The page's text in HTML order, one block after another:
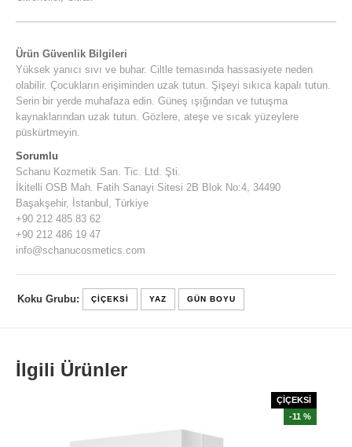
Ürün Güvenlik Bilgileri
Yüksek yanıcı sıvı ve buhar. Ciltle temasında hassasiyete neden
olabilir. Çocukların erişiminden uzak tutun. Şişeyi sıkıca kapalı tutun.
Serin bir yerde muhafaza edin. Güneş ışığından ve tutuşma
kaynaklarından uzak tutun. Gözlere, ateşe ve sıcak yüzeylere
püskürtmeyin.
Sorumlu
Schanu Kozmetik San. Tic. Ltd. Şti.
İkitelli OSB Mah. Fatih Sanayi Sitesi 2B Blok No:4, 34490
Başakşehir, İstanbul, Türkiye
+90 212 485 83 62
+90 212 486 19 47
info@schanucosmetics.com
Koku Grubu: ÇIÇEKSI YAZ GÜN BOYU
İlgili Ürünler
ÇİÇEKSİ
-11 %